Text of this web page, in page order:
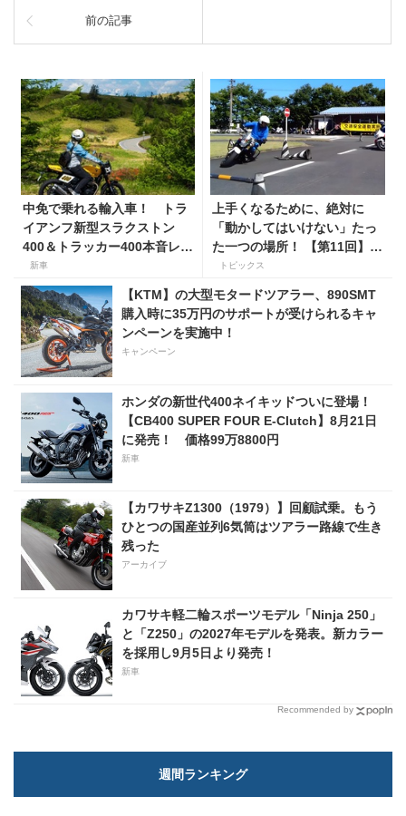
前の記事
中免で乗れる輸入車！ トラ
イアンフ新型スラクストン
400＆トラッカー400本音レビ
ュー【身長154cmの足着き
は？】
新車
上手くなるために、絶対に
「動かしてはいけない」たっ
た一つの場所！ 【第11回】現
役二輪教習指導員YouTuber
トピックス
【KTM】の大型モタードツアラー、890SMT
購入時に35万円のサポートが受けられるキャ
ンペーンを実施中！
キャンペーン
ホンダの新世代400ネイキッドついに登場！
【CB400 SUPER FOUR E-Clutch】8月21日
に発売！ 価格99万8800円
新車
【カワサキZ1300（1979）】回顧試乗。もう
ひとつの国産並列6気筒はツアラー路線で生き
残った
アーカイブ
カワサキ軽二輪スポーツモデル「Ninja 250」
と「Z250」の2027年モデルを発表。新カラー
を採用し9月5日より発売！
新車
Recommended by
週間ランキング